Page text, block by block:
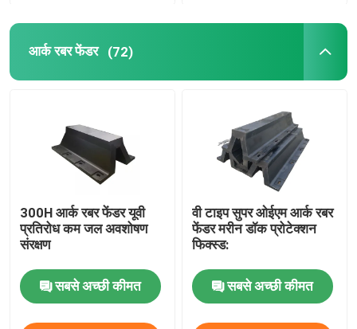
आर्क रबर फेंडर (72)
300H आर्क रबर फेंडर यूवी
प्रतिरोध कम जल अवशोषण
संरक्षण
सबसे अच्छी कीमत
वी टाइप सुपर ओईएम आर्क रबर
फेंडर मरीन डॉक प्रोटेक्शन
फिक्स्ड:
सबसे अच्छी कीमत